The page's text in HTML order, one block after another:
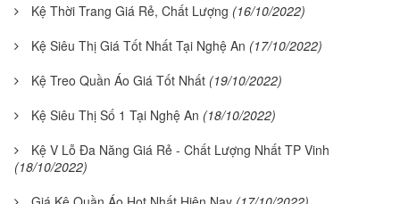
Kệ Thời Trang Giá Rẻ, Chất Lượng (16/10/2022)
Kệ Siêu Thị Giá Tốt Nhất Tại Nghệ An (17/10/2022)
Kệ Treo Quần Áo Giá Tốt Nhất (19/10/2022)
Kệ Siêu Thị Số 1 Tại Nghệ An (18/10/2022)
Kệ V Lỗ Đa Năng Giá Rẻ - Chất Lượng Nhất TP Vinh
(18/10/2022)